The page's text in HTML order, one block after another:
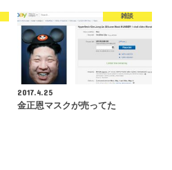
雑談
2017.4.25
金正恩マスクが売ってた